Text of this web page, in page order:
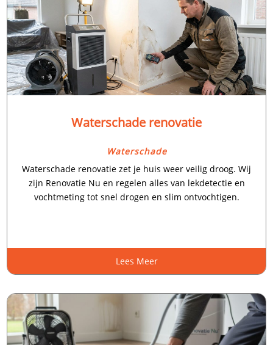
Waterschade renovatie
Waterschade
Waterschade renovatie zet je huis weer veilig droog.​ Wij
zijn Renovatie Nu en regelen alles van lekdetectie en
vochtmeting tot snel drogen en slim ontvochtigen.​
Lees Meer